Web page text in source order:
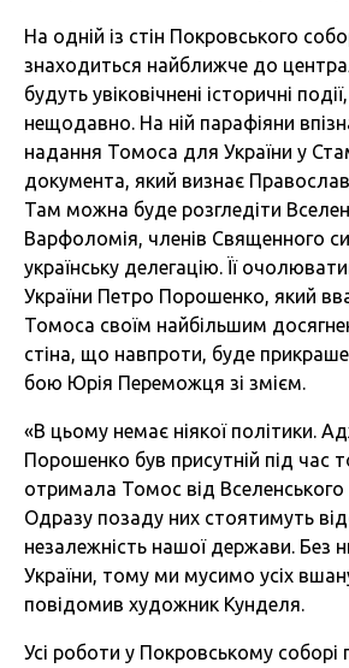
На одній із стін Покровського
знаходиться найближче до
будуть увіковічнені історичні
нещодавно. На ній парафіяни
надання Томоса для України у
документа, який визнає
Там можна буде розгледіти
Варфоломія, членів Священного
українську делегацію. Її
України Петро Порошенко, який
Томоса своїм найбільшим
стіна, що навпроти, буде
бою Юрія Переможця зі змієм.
«В цьому немає ніякої політики.
Порошенко був присутній під час
отримала Томос від Вселенського
Одразу позаду них стоятимуть
незалежність нашої держави. Без
України, тому ми мусимо усіх
повідомив художник Кунделя.
Усі роботи у Покровському соборі